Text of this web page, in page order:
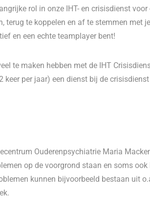
rol in onze IHT- en crisisdienst
terug te koppelen en af te stemmen met
en een echte teamplayer bent!
te maken hebben met de IHT
keer per jaar) een dienst bij de
Ouderenpsychiatrie Maria
op de voorgrond staan en soms
kunnen bijvoorbeeld bestaan uit